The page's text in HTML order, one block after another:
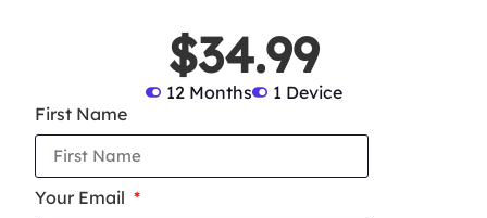
$34.99
12 Months
1 Device
First Name
Your Email